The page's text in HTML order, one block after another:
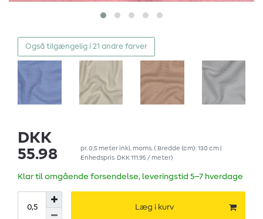
Også tilgængelig i 21 andre farver
DKK
55.98
pr. 0,5 meterinkl. moms. ( Bredde (cm): 130 cm |
Enhedspris DKK 111.95 / meter)
Klar til omgående forsendelse, leveringstid 5–7 hverdage
Læg i kurv